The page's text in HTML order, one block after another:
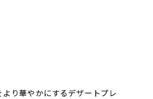
り華やかにするデザートプレ